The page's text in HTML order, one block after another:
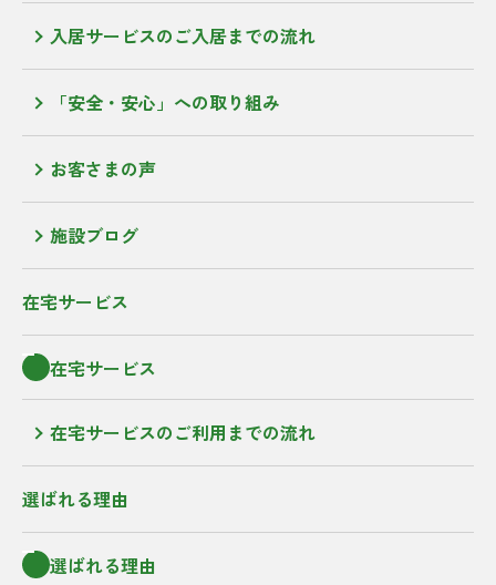
入居サービスのご入居までの流れ
「安全・安心」への取り組み
お客さまの声
施設ブログ
在宅サービス
在宅サービス
在宅サービスのご利用までの流れ
選ばれる理由
選ばれる理由